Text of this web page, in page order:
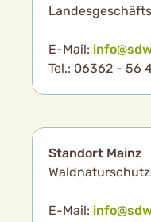
E-Mail:
Tel.: 06362 - 56
Standort Mainz
E-Mail: